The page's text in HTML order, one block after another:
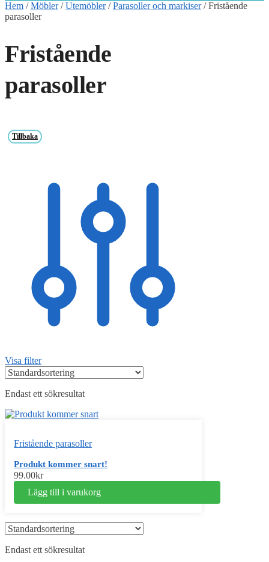
Hem /Möbler/Utemöbler/Parasoller och markiser/Fristående
parasoller
Fristående
parasoller
Tillbaka
Visa filter
Endast ett sökresultat
Fristående parasoller
Produkt kommer snart!
99.00kr
Lägg till i varukorg
Endast ett sökresultat